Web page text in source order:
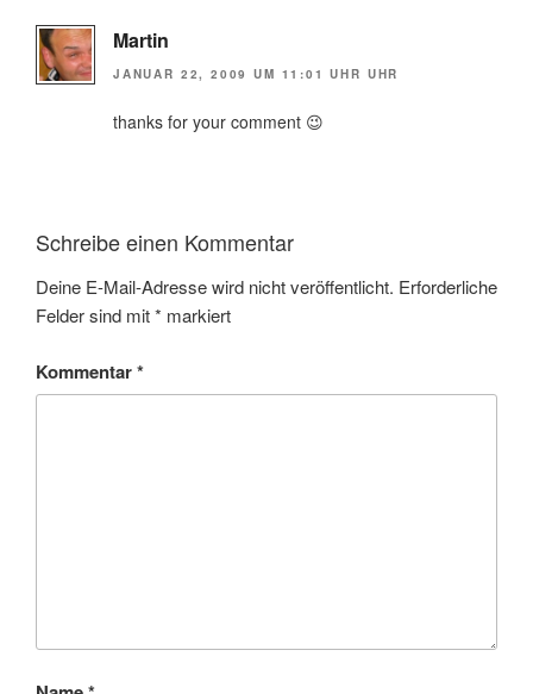
Martin
JANUAR 22, 2009 UM 11:01 UHR UHR
thanks for your comment 😉
Schreibe einen Kommentar
Deine E-Mail-Adresse wird nicht veröffentlicht. Erforderliche
Felder sind mit* markiert
Kommentar*